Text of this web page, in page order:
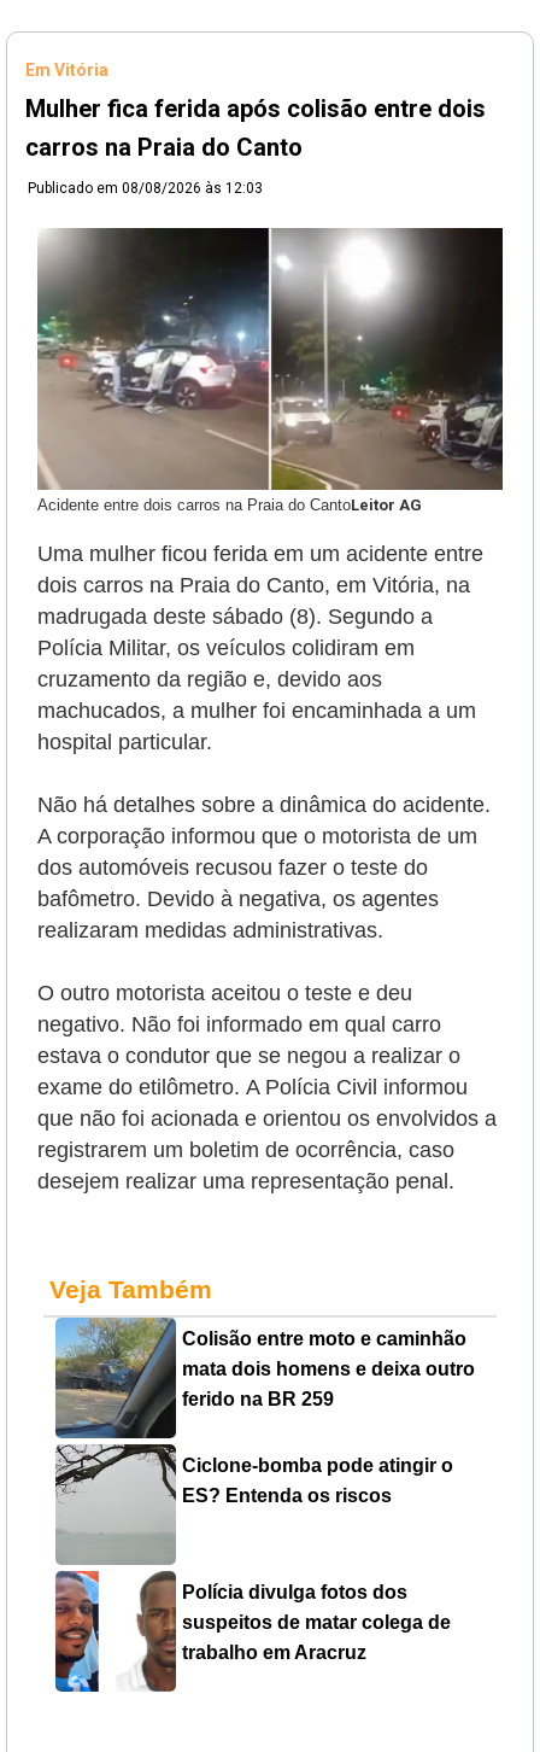
Em Vitória
Mulher fica ferida após colisão entre dois
carros na Praia do Canto
Publicado em 08/08/2026 às 12:03
Acidente entre dois carros na Praia do CantoLeitor AG
Uma mulher ficou ferida em um acidente entre
dois carros na Praia do Canto, em Vitória, na
madrugada deste sábado (8). Segundo a
Polícia Militar, os veículos colidiram em
cruzamento da região e, devido aos
machucados, a mulher foi encaminhada a um
hospital particular.
Não há detalhes sobre a dinâmica do acidente.
A corporação informou que o motorista de um
dos automóveis recusou fazer o teste do
bafômetro. Devido à negativa, os agentes
realizaram medidas administrativas.
O outro motorista aceitou o teste e deu
negativo. Não foi informado em qual carro
estava o condutor que se negou a realizar o
exame do etilômetro. A Polícia Civil informou
que não foi acionada e orientou os envolvidos a
registrarem um boletim de ocorrência, caso
desejem realizar uma representação penal.
Veja Também
Colisão entre moto e caminhão
mata dois homens e deixa outro
ferido na BR 259
Ciclone-bomba pode atingir o
ES? Entenda os riscos
Polícia divulga fotos dos
suspeitos de matar colega de
trabalho em Aracruz